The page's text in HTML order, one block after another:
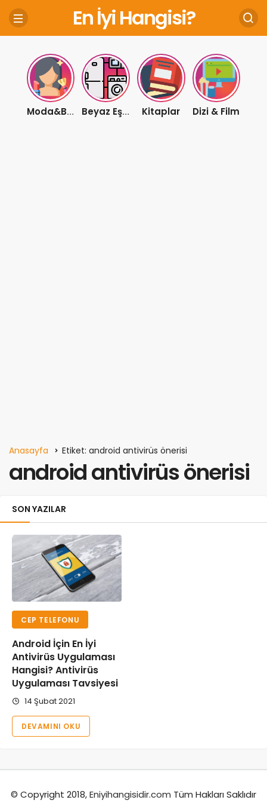
En İyi Hangisi?
Moda&Bakım Beyaz Eşya Kitaplar Dizi & Film
Anasayfa Etiket: android antivirüs önerisi
android antivirüs önerisi
SON YAZILAR
CEP TELEFONU
Android İçin En İyi
Antivirüs Uygulaması
Hangisi? Antivirüs
Uygulaması Tavsiyesi
14 Şubat 2021
DEVAMINI OKU
© Copyright 2018,Eniyihangisidir.com Tüm Hakları Saklıdır